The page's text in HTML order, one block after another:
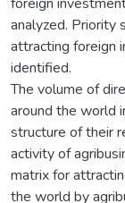
analyzed. Priority
attracting foreign
identified.
The volume of
around the world
structure of their
activity of
matrix for
the world by